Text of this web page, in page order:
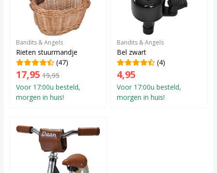
Bandits & Angels
Rieten stuurmandje
(47)
17,95 19,95
Voor 17:00u besteld,
morgen in huis!
Bandits & Angels
Bel zwart
(4)
4,95
Voor 17:00u besteld,
morgen in huis!